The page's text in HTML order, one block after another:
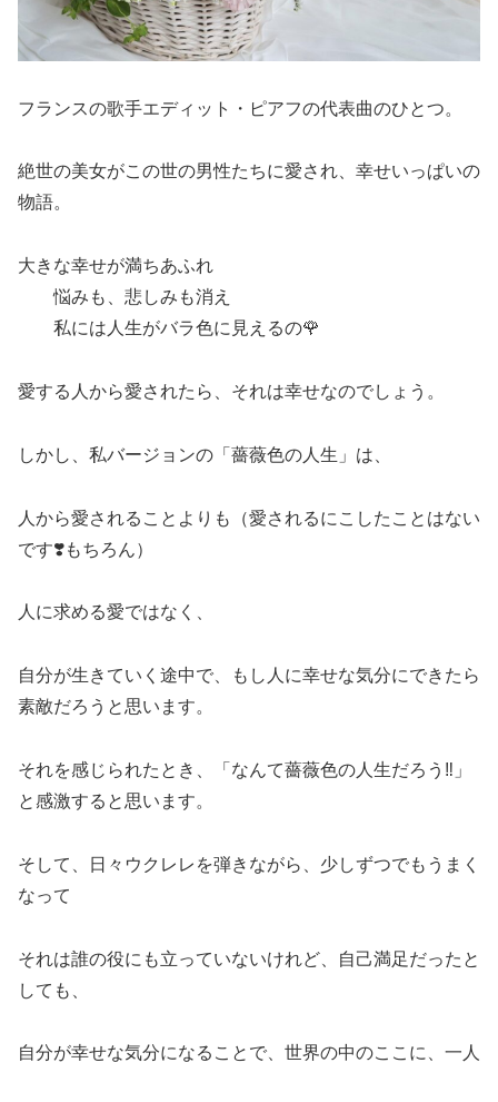
フランスの歌手エディット・ピアフの代表曲のひとつ。
絶世の美女がこの世の男性たちに愛され、幸せいっぱいの
物語。
大きな幸せが満ちあふれ
悩みも、悲しみも消え
私には人生がバラ色に見えるの🌹
愛する人から愛されたら、それは幸せなのでしょう。
しかし、私バージョンの「薔薇色の人生」は、
人から愛されることよりも（愛されるにこしたことはない
です❣️もちろん）
人に求める愛ではなく、
自分が生きていく途中で、もし人に幸せな気分にできたら
素敵だろうと思います。
それを感じられたとき、「なんて薔薇色の人生だろう‼️」
と感激すると思います。
そして、日々ウクレレを弾きながら、少しずつでもうまく
なって
それは誰の役にも立っていないけれど、自己満足だったと
しても、
自分が幸せな気分になることで、世界の中のここに、一人